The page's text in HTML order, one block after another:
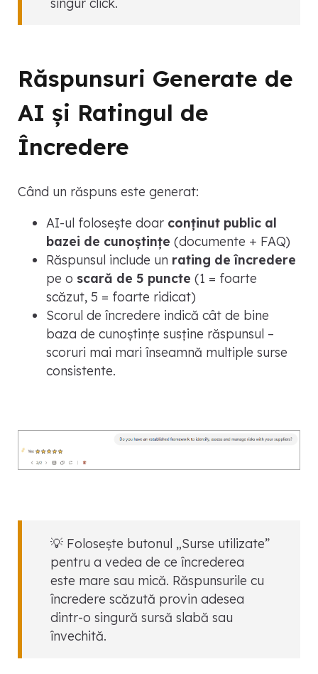
Răspunsuri Generate de
AI și Ratingul de
Încredere
Când un răspuns este generat:
AI-ul folosește doar conținut public al
bazei de cunoștințe (documente + FAQ)
Răspunsul include un rating de încredere
pe o scară de 5 puncte (1 = foarte
scăzut, 5 = foarte ridicat)
Scorul de încredere indică cât de bine
baza de cunoștințe susține răspunsul –
scoruri mai mari înseamnă multiple surse
consistente.
💡 Folosește butonul „Surse utilizate”
pentru a vedea de ce încrederea
este mare sau mică. Răspunsurile cu
încredere scăzută provin adesea
dintr-o singură sursă slabă sau
învechită.